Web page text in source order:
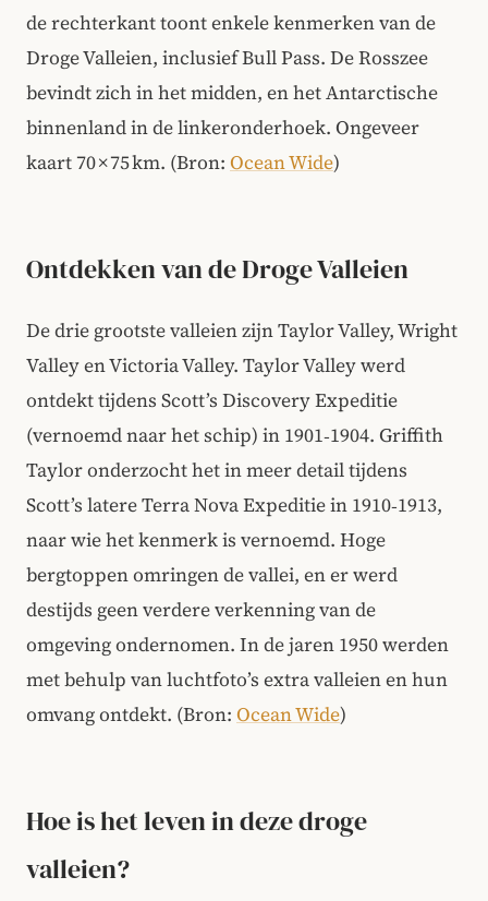
de rechterkant toont enkele kenmerken van de
Droge Valleien, inclusief Bull Pass. De Rosszee
bevindt zich in het midden, en het Antarctische
binnenland in de linkeronderhoek. Ongeveer
kaart 70 × 75 km. (Bron: Ocean Wide)
Ontdekken van de Droge Valleien
De drie grootste valleien zijn Taylor Valley, Wright
Valley en Victoria Valley. Taylor Valley werd
ontdekt tijdens Scott’s Discovery Expeditie
(vernoemd naar het schip) in 1901‑1904. Griffith
Taylor onderzocht het in meer detail tijdens
Scott’s latere Terra Nova Expeditie in 1910‑1913,
naar wie het kenmerk is vernoemd. Hoge
bergtoppen omringen de vallei, en er werd
destijds geen verdere verkenning van de
omgeving ondernomen. In de jaren 1950 werden
met behulp van luchtfoto’s extra valleien en hun
omvang ontdekt. (Bron: Ocean Wide)
Hoe is het leven in deze droge
valleien?